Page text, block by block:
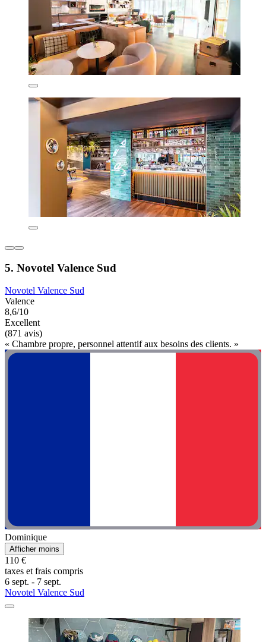
5. Novotel Valence Sud
Novotel Valence Sud
Valence
8,6/10
Excellent
(871 avis)
« Chambre propre, personnel attentif aux besoins des clients. »
Dominique
Afficher moins
110 €
taxes et frais compris
6 sept. - 7 sept.
Novotel Valence Sud